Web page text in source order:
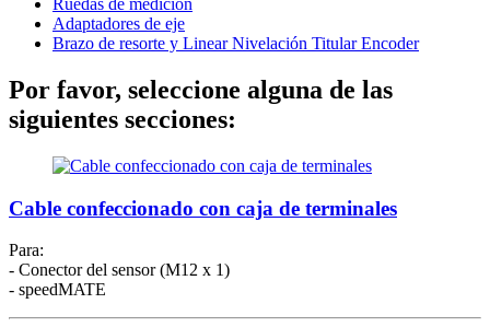
Ruedas de medición
Adaptadores de eje
Brazo de resorte y Linear Nivelación Titular Encoder
Por favor, seleccione alguna de las
siguientes secciones:
Cable confeccionado con caja de terminales
Para:
- Conector del sensor (M12 x 1)
- speedMATE